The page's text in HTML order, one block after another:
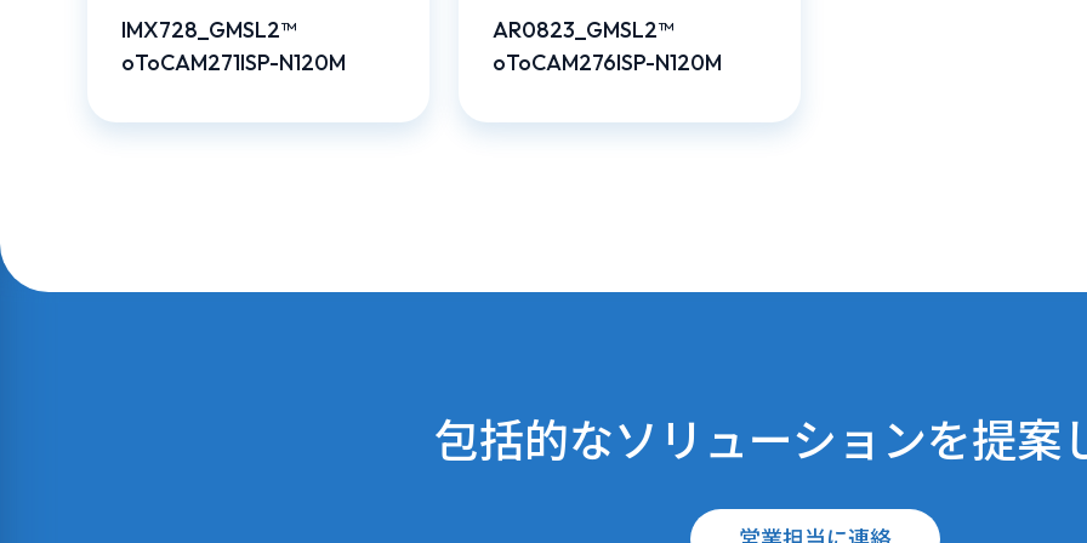
IMX728_GMSL2™
oToCAM271ISP-N120M
AR0823_GMSL2™
oToCAM276ISP-N120M
包括的なソリューションを提案